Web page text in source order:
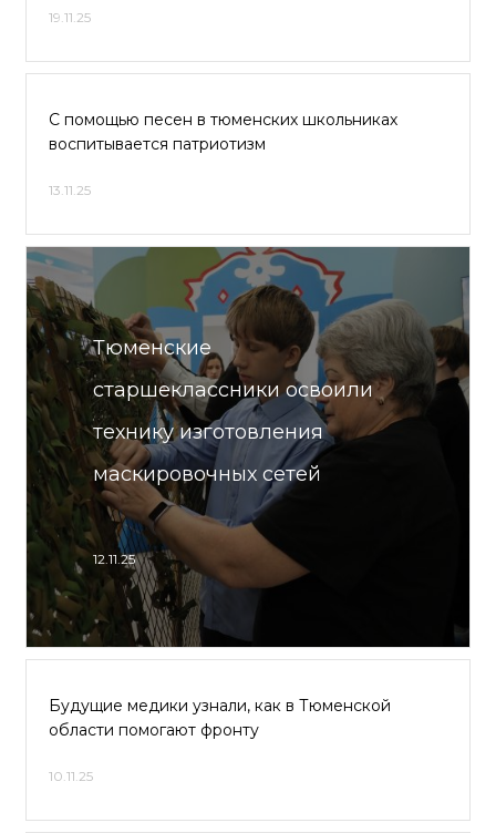
19.11.25
С помощью песен в тюменских школьниках
воспитывается патриотизм
13.11.25
Тюменские
старшеклассники освоили
технику изготовления
маскировочных сетей
12.11.25
Будущие медики узнали, как в Тюменской
области помогают фронту
10.11.25